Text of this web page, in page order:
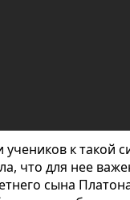
учеников к такой
что для нее
сына